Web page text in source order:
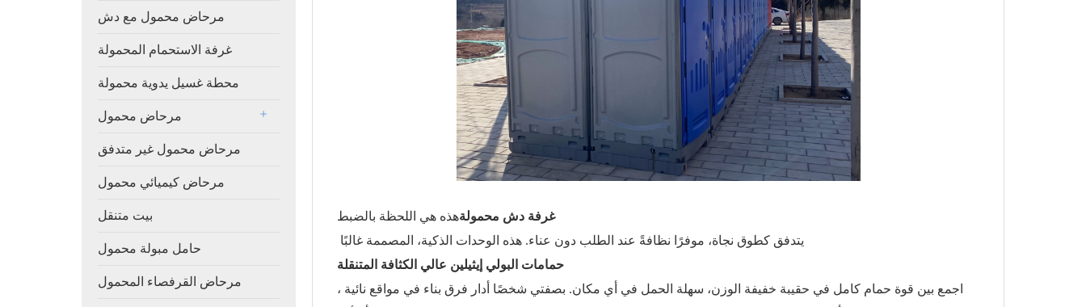
مرحاض محمول مع دش
غرفة الاستحمام المحمولة
محطة غسيل يدوية محمولة
مرحاض محمول
مرحاض محمول غير متدفق
مرحاض كيميائي محمول
بيت متنقل
حامل مبولة محمول
مرحاض القرفصاء المحمول
هذه هي اللحظة بالضبطغرفة دش محمولة
يتدفق كطوق نجاة، موفرًا نظافةً عند الطلب دون عناء. هذه الوحدات الذكية، المصممة غالبًا
حمامات البولي إيثيلين عالي الكثافة المتنقلة
، اجمع بين قوة حمام كامل في حقيبة خفيفة الوزن، سهلة الحمل في أي مكان. بصفتي شخصًا أدار فرق بناء في مواقع نائية